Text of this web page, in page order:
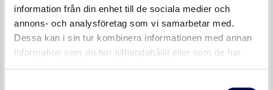
information från din enhet till de sociala medier och
annons- och analysföretag som vi samarbetar med.
Dessa kan i sin tur kombinera informationen med annan
information som du har tillhandahållit eller som de har
samlat in när du har använt deras tjänster.
DELA DET HÄR MED EN VÄN